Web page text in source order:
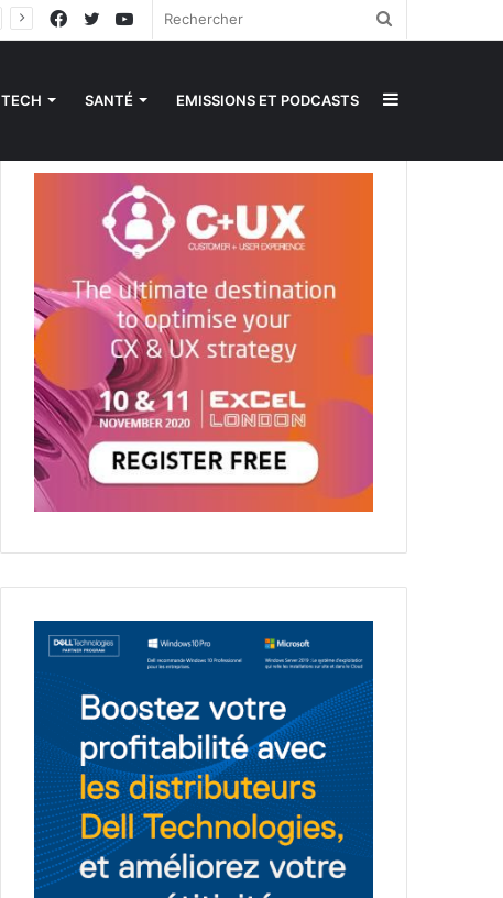
YouTube
Twitter
Facebook
TECH SANTÉ EMISSIONS ET PODCASTS